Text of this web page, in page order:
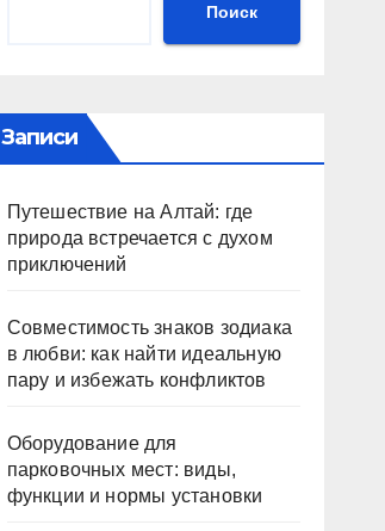
Поиск
Записи
Путешествие на Алтай: где
природа встречается с духом
приключений
Совместимость знаков зодиака
в любви: как найти идеальную
пару и избежать конфликтов
Оборудование для
парковочных мест: виды,
функции и нормы установки